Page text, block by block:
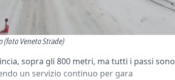
(foto Veneto Strade)
sopra gli 800 metri, ma tutti i passi sono
un servizio continuo per gara